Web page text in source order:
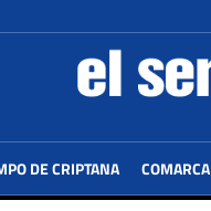
DE CRIPTANA COMARCA